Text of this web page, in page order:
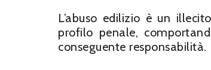
L’abuso edilizio è un
profilo penale,
conseguente responsabilità.